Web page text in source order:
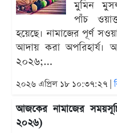
মুমিন
পাঁচ
হয়েছে। নামাজের পূর্ণ
আদায় করা অপরিহার্য।
২০২৬;...
২০২৬ এপ্রিল ১৮ ১০:৩৭:২৭ |
আজকের নামাজের
২০২৬)